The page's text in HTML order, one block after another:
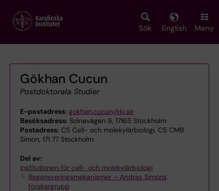
main
Sök English Meny
Gökhan Cucun
Postdoktorala Studier
E-postadress: gokhan.cucun@ki.se
Besöksadress: Solnavägen 9, 17165 Stockholm
Postadress: C5 Cell- och molekylärbiologi, C5 CMB
Simon, 171 77 Stockholm
Del av:
Institutionen för cell- och molekylärbiologi
Regenereringsmekanismer – Andras Simons
forskargrupp